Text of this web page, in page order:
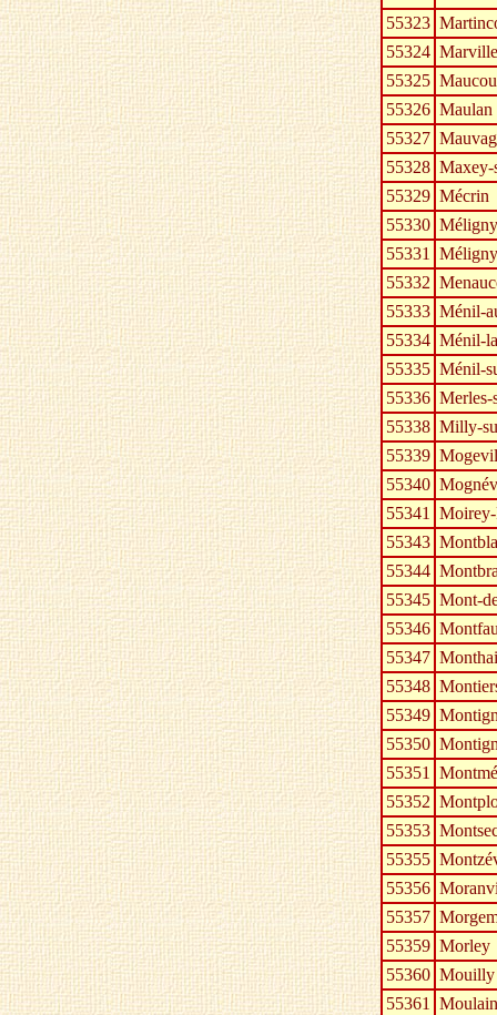
55323
55324 Marville
55325
55326 Maulan
55327
55328 Maxey-
55329 Mécrin
55330
55331
55332
55333 Ménil-
55334 Ménil-
55335 Ménil-
55336 Merles-
55338 Milly-
55339
55340
55341
55343
55344
55345 Mont-
55346
55347
55348
55349
55350
55351
55352
55353
55355
55356
55357
55359 Morley
55360 Mouilly
55361